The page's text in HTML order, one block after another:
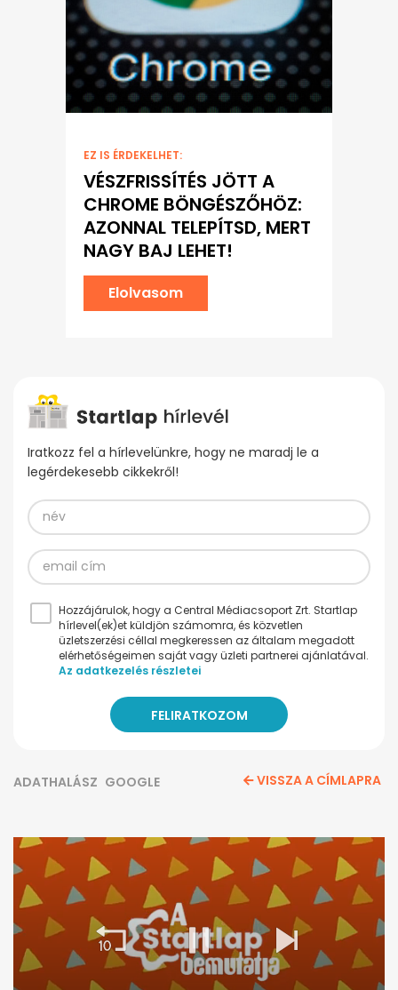
EZ IS ÉRDEKELHET:
VÉSZFRISSÍTÉS JÖTT A
CHROME BÖNGÉSZŐHÖZ:
AZONNAL TELEPÍTSD, MERT
NAGY BAJ LEHET!
Elolvasom
Iratkozz fel a hírlevelünkre, hogy ne maradj le a
legérdekesebb cikkekről!
Hozzájárulok, hogy a Central Médiacsoport Zrt. Startlap
hírlevel(ek)et küldjön számomra, és közvetlen
üzletszerzési céllal megkeressen az általam megadott
elérhetőségeimen saját vagy üzleti partnerei ajánlatával.
Az adatkezelés részletei
ADATHALÁSZ GOOGLE VISSZA A CÍMLAPRA